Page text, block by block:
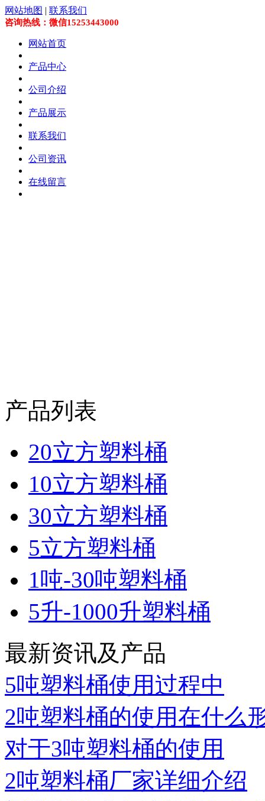
网站地图 | 联系我们
咨询热线：微信15253443000
网站首页
产品中心
公司介绍
产品展示
联系我们
公司资讯
在线留言
产品列表
20立方塑料桶
10立方塑料桶
30立方塑料桶
5立方塑料桶
1吨-30吨塑料桶
5升-1000升塑料桶
最新资讯及产品
5吨塑料桶使用过程中
2吨塑料桶的使用在什么
对于3吨塑料桶的使用
2吨塑料桶厂家详细介绍